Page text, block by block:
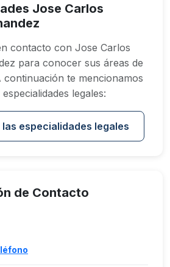
Jose Carlos
contacto con Jose Carlos
para conocer sus áreas de
continuación te mencionamos
legales:
especialidades legales
de Contacto